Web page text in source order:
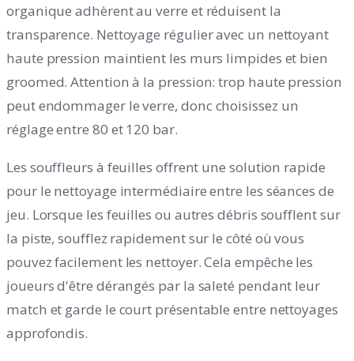
organique adhèrent au verre et réduisent la
transparence. Nettoyage régulier avec un nettoyant
haute pression maintient les murs limpides et bien
groomed. Attention à la pression: trop haute pression
peut endommager le verre, donc choisissez un
réglage entre 80 et 120 bar.
Les souffleurs à feuilles offrent une solution rapide
pour le nettoyage intermédiaire entre les séances de
jeu. Lorsque les feuilles ou autres débris soufflent sur
la piste, soufflez rapidement sur le côté où vous
pouvez facilement les nettoyer. Cela empêche les
joueurs d'être dérangés par la saleté pendant leur
match et garde le court présentable entre nettoyages
approfondis.